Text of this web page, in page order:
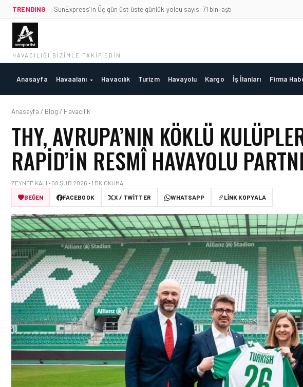
TRENDING SunExpress’in Üç gün üst üste günlük yolcu sayısı 71 bini aştı
HAVACILIĞI BIZIMLE TAKIP EDIN
Anasayfa Havaalanı Havacılık Turizm Havayolu Kargo İş İlanları Firma
Anasayfa / Blog / Havacılık
THY, AVRUPA’NIN KÖKLÜ
RAPID’IN RESMÎ HAVAYOLU
ZEYNEP KALI • 08 ŞUB 2026 • 1 DK OKUMA
BEĞEN
FACEBOOK X / TWITTER WHATSAPP LINK KOPYALA